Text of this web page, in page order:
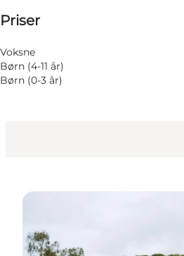
Priser
Voksne
Børn (4-11 år)
Børn (0-3 år)